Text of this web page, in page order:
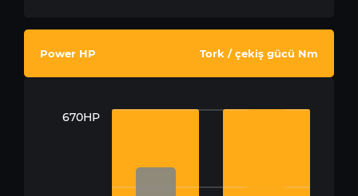
Power HP Tork / çekiş gücü Nm
670HP